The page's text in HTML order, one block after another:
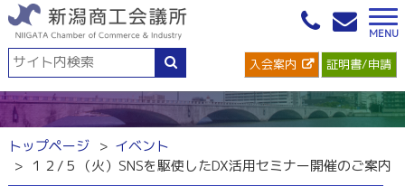
入会案内 証明書/申請
トップページ
イベント
１２/５（火）SNSを駆使したDX活用セミナー開催のご案内